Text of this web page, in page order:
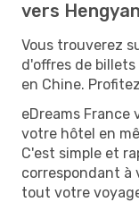
vers
Vous trouverez
d'offres de
en Chine.
eDreams France
votre hôtel en
C'est simple et
correspondant à
tout votre